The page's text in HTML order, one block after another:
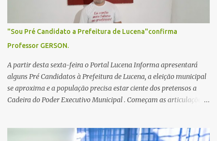
"Sou Pré Candidato a Prefeitura de Lucena"confirma
Professor GERSON.
A partir desta sexta-feira o Portal Lucena Informa apresentará
alguns Pré Candidatos à Prefeitura de Lucena, a eleição municipal
se aproxima e a população precisa estar ciente dos pretensos a
Cadeira do Poder Executivo Municipal . Começam as articulações e
Bandeira Valcinete Araújo e Professor Gerson Andrade há